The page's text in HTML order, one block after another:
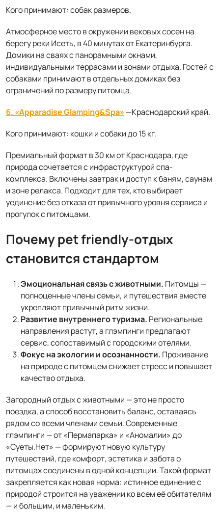
Кого принимают: собак размеров.
Атмосферное место в окружении вековых сосен на
берегу реки Исеть, в 40 минутах от Екатеринбурга.
Домики на сваях с панорамными окнами,
индивидуальными террасами и зонами отдыха. Гостей с
собаками принимают в отдельных домиках без
ограничений по размеру питомца.
6. «Apparadise Glamping&Spa» —Краснодарский край.
Кого принимают: кошки и собаки до 15 кг.
Премиальный формат в 30 км от Краснодара, где
природа сочетается с инфраструктурой спа-
комплекса. Включены завтрак и доступ к баням, саунам
и зоне релакса. Подходит для тех, кто выбирает
уединение без отказа от привычного уровня сервиса и
прогулок с питомцами.
Почему pet friendly-отдых
становится стандартом
Эмоциональная связь с животными. Питомцы —
полноценные члены семьи, и путешествия вместе
укрепляют привычный ритм жизни.
Развитие внутреннего туризма. Региональные
направления растут, а глэмпинги предлагают
сервис, сопоставимый с городскими отелями.
Фокус на экологии и осознанности. Проживание
на природе с питомцем снижает стресс и повышает
качество отдыха.
Загородный отдых с животными — это не просто
поездка, а способ восстановить баланс, оставаясь
рядом со всеми членами семьи. Современные
глэмпинги — от «Пермапарка» и «Аномалии» до
«Суеты.Нет» — формируют новую культуру
путешествий, где комфорт, эстетика и забота о
питомцах соединены в одной концепции. Такой формат
закрепляется как новая норма: истинное единение с
природой строится на уважении ко всем её обитателям
— и большим, и маленьким.